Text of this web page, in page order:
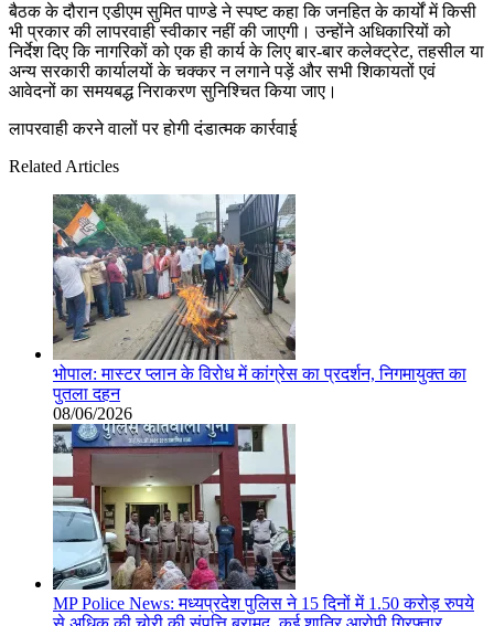
बैठक के दौरान एडीएम सुमित पाण्डे ने स्पष्ट कहा कि जनहित के कार्यों में किसी
भी प्रकार की लापरवाही स्वीकार नहीं की जाएगी। उन्होंने अधिकारियों को
निर्देश दिए कि नागरिकों को एक ही कार्य के लिए बार-बार कलेक्ट्रेट, तहसील या
अन्य सरकारी कार्यालयों के चक्कर न लगाने पड़ें और सभी शिकायतों एवं
आवेदनों का समयबद्ध निराकरण सुनिश्चित किया जाए।
लापरवाही करने वालों पर होगी दंडात्मक कार्रवाई
Related Articles
भोपाल: मास्टर प्लान के विरोध में कांग्रेस का प्रदर्शन, निगमायुक्त का
पुतला दहन
08/06/2026
MP Police News: मध्यप्रदेश पुलिस ने 15 दिनों में 1.50 करोड़ रुपये